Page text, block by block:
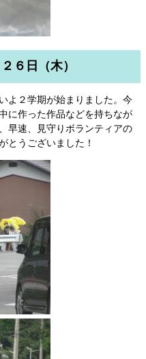
６日（木）
よ２学期が始まりました。今
に作った作品などを持ちなが
早速、見守りボランティアの
とうございました！